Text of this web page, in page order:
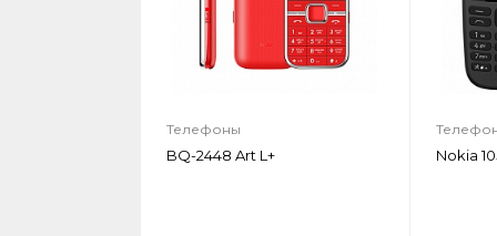
Телефоны
BQ-2448 Art L+ Nokia